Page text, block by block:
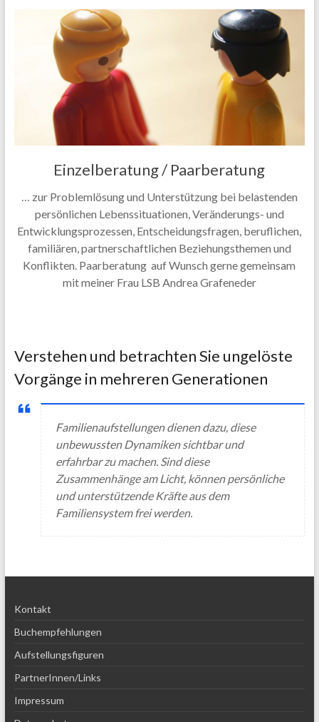
Einzelberatung / Paarberatung
… zur Problemlösung und Unterstützung bei belastenden
persönlichen Lebenssituationen, Veränderungs- und
Entwicklungsprozessen, Entscheidungsfragen, beruflichen,
familiären, partnerschaftlichen Beziehungsthemen und
Konflikten. Paarberatung auf Wunsch gerne gemeinsam
mit meiner Frau LSB Andrea Grafeneder
Verstehen und betrachten Sie ungelöste
Vorgänge in mehreren Generationen
Familienaufstellungen dienen dazu, diese
unbewussten Dynamiken sichtbar und
erfahrbar zu machen. Sind diese
Zusammenhänge am Licht, können persönliche
und unterstützende Kräfte aus dem
Familiensystem frei werden.
Kontakt
Buchempfehlungen
Aufstellungsfiguren
PartnerInnen/Links
Impressum